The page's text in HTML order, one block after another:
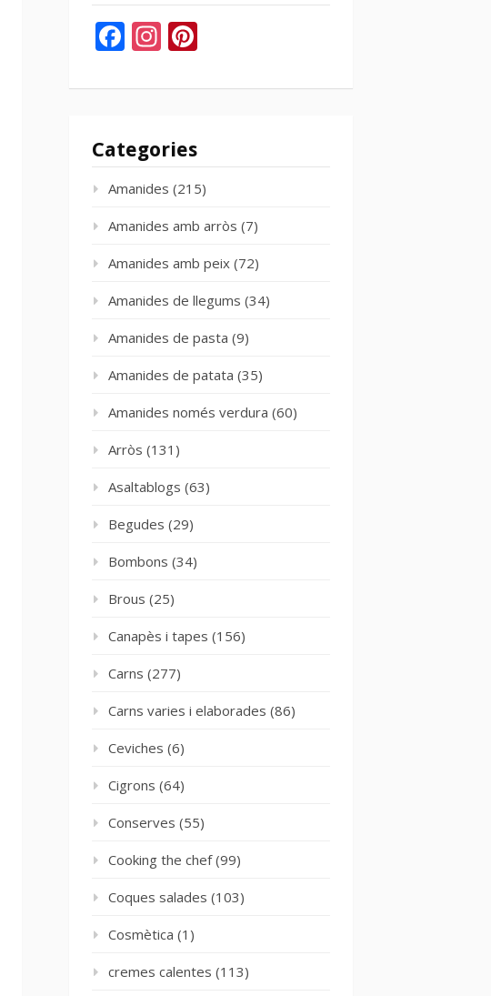
Facebook
Instagram
Categories
Amanides (215)
Amanides amb arròs (7)
Amanides amb peix (72)
Amanides de llegums (34)
Amanides de pasta (9)
Amanides de patata (35)
Amanides només verdura (60)
Arròs (131)
Asaltablogs (63)
Begudes (29)
Bombons (34)
Brous (25)
Canapès i tapes (156)
Carns (277)
Carns varies i elaborades (86)
Ceviches (6)
Cigrons (64)
Conserves (55)
Cooking the chef(99)
Coques salades (103)
Cosmètica (1)
cremes calentes (113)